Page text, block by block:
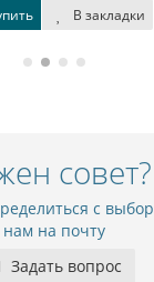
В закладки
совет?
с
нам на почту
Задать вопрос